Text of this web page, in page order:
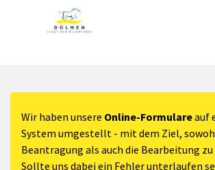
Zum Header
Zum Hauptinhalt
Zum Footer
Zum Hauptinhalt springen
Wir haben unsere Online-Formulareauf
System umgestellt - mit dem Ziel,
Beantragung als auch die Bearbeitung
Sollte uns dabei ein Fehler unterlaufen